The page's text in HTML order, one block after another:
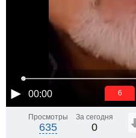
00:00 6
Просмотры
635
За сегодня
0